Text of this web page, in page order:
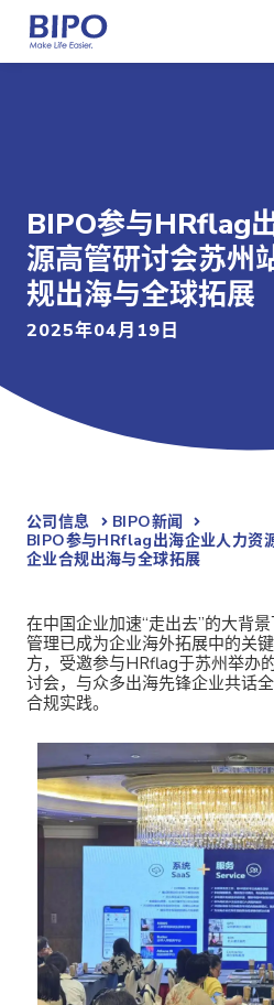
BIPO参与HRflag
源高管研讨会苏州
规出海与全球拓展
2025年04月19日
公司信息
BIPO新闻​
BIPO参与HRflag出海企业人力资
企业合规出海与全球拓展
在中国企业加速“走出去”的大背
管理已成为企业海外拓展中的关
方，受邀参与HRflag于苏州举办
讨会，与众多出海先锋企业共话
合规实践。